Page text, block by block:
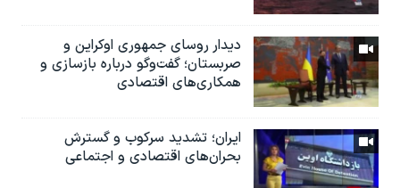
دیدار روسای جمهوری اوکراین و
صربستان؛ گفت‌وگو درباره بازسازی و
همکاری‌های اقتصادی
ایران؛ تشدید سرکوب و گسترش
بحران‌های اقتصادی و اجتماعی